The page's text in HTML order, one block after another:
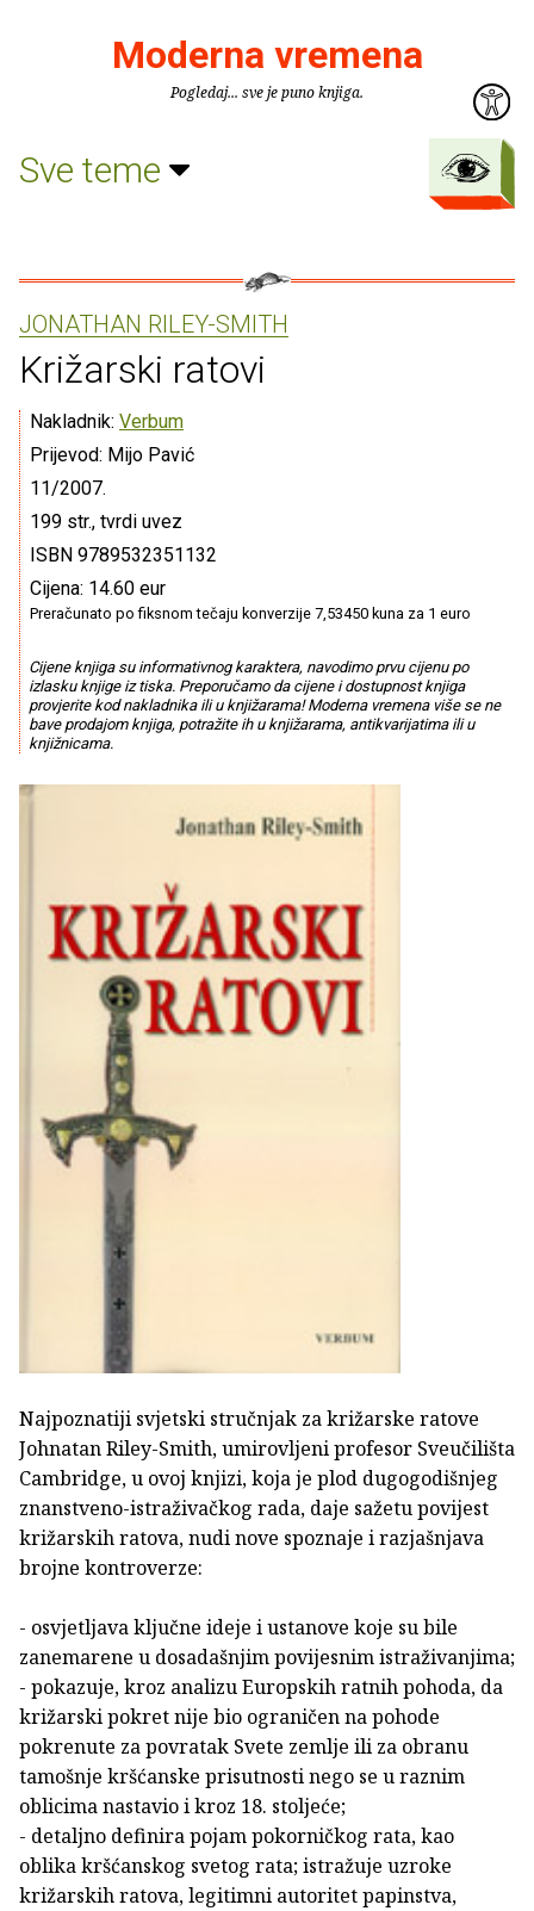
Moderna vremena
Pogledaj... sve je puno knjiga.
Sve teme
JONATHAN RILEY-SMITH
Križarski ratovi
Nakladnik: Verbum
Prijevod: Mijo Pavić
11/2007.
199 str., tvrdi uvez
ISBN 9789532351132
Cijena: 14.60 eur
Preračunato po fiksnom tečaju konverzije 7,53450 kuna za 1 euro
Cijene knjiga su informativnog karaktera, navodimo prvu cijenu po
izlasku knjige iz tiska. Preporučamo da cijene i dostupnost knjiga
provjerite kod nakladnika ili u knjižarama! Moderna vremena više se ne
bave prodajom knjiga, potražite ih u knjižarama, antikvarijatima ili u
knjižnicama.
Najpoznatiji svjetski stručnjak za križarske ratove
Johnatan Riley-Smith, umirovljeni profesor Sveučilišta
Cambridge, u ovoj knjizi, koja je plod dugogodišnjeg
znanstveno-istraživačkog rada, daje sažetu povijest
križarskih ratova, nudi nove spoznaje i razjašnjava
brojne kontroverze:
- osvjetljava ključne ideje i ustanove koje su bile
zanemarene u dosadašnjim povijesnim istraživanjima;
- pokazuje, kroz analizu Europskih ratnih pohoda, da
križarski pokret nije bio ograničen na pohode
pokrenute za povratak Svete zemlje ili za obranu
tamošnje kršćanske prisutnosti nego se u raznim
oblicima nastavio i kroz 18. stoljeće;
- detaljno definira pojam pokorničkog rata, kao
oblika kršćanskog svetog rata; istražuje uzroke
križarskih ratova, legitimni autoritet papinstva,